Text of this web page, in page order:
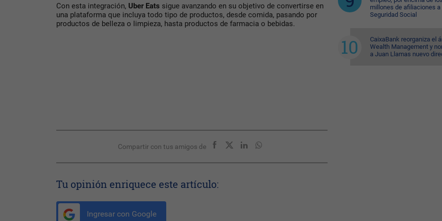
Con esta integración, Uber Eats sigue avanzando en su objetivo de convertirse en
una plataforma que incluya todo tipo de productos, desde comida, pasando por
productos de belleza o limpieza, hasta productos de farmacia o bebidas.
Compartir con tus amigos de
Tu opinión enriquece este artículo:
Ingresar con Google
millones de afiliaciones a
Seguridad Social
CaixaBank reorganiza el
Wealth Management y
a Juan Llamas nuevo